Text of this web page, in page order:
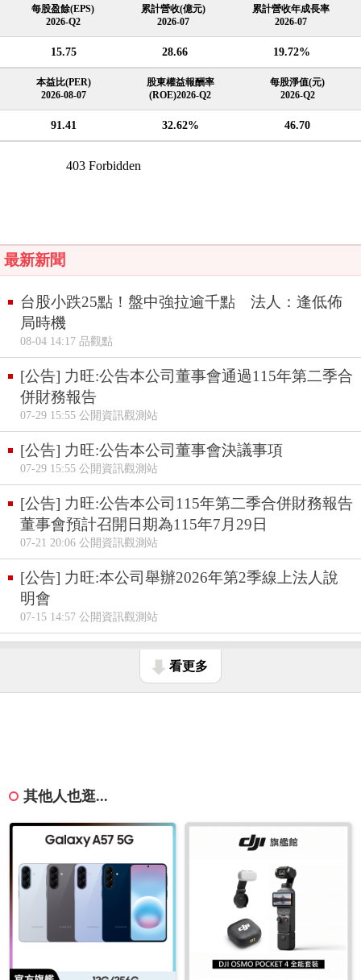
每股盈餘(EPS)
2026-Q2
累計營收(億元)
2026-07
累計營收年成長率
2026-07
15.75 28.66 19.72%
本益比(PER)
2026-08-07
股東權益報酬率
(ROE)2026-Q2
每股淨值(元)
2026-Q2
91.41 32.62% 46.70
最新新聞
台股小跌25點！盤中強拉逾千點 法人：逢低佈
局時機
08-04 14:17 品觀點
[公告] 力旺:公告本公司董事會通過115年第二季合
併財務報告
07-29 15:55 公開資訊觀測站
[公告] 力旺:公告本公司董事會決議事項
07-29 15:55 公開資訊觀測站
[公告] 力旺:公告本公司115年第二季合併財務報告
董事會預計召開日期為115年7月29日
07-21 20:06 公開資訊觀測站
[公告] 力旺:本公司舉辦2026年第2季線上法人說
明會
07-15 14:57 公開資訊觀測站
看更多
其他人也逛...